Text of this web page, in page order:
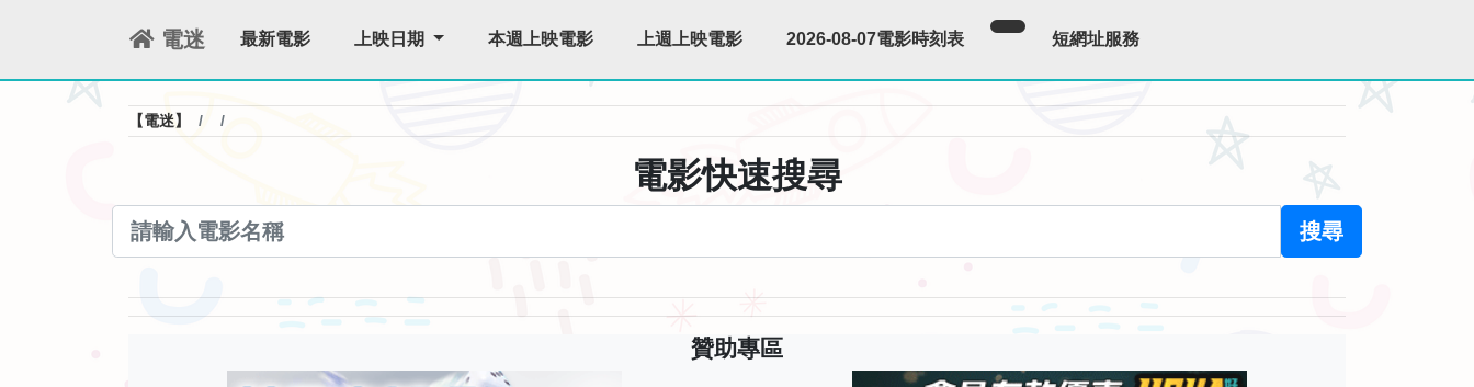
電迷 最新電影 上映日期 本週上映電影 上週上映電影 2026-08-07電影時刻表 短網址服務
【電迷】
電影快速搜尋
搜尋
贊助專區